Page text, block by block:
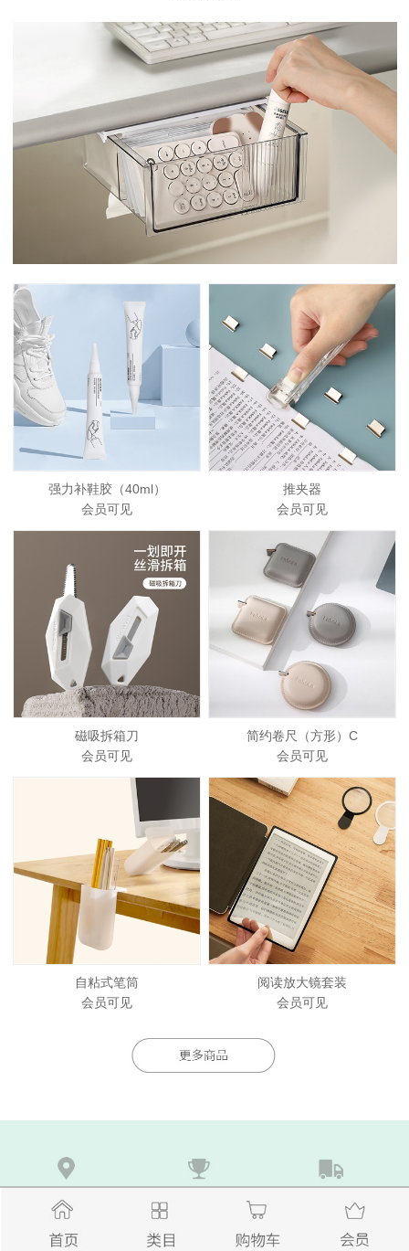
强力补鞋胶（40ml）
会员可见
推夹器
会员可见
磁吸拆箱刀
会员可见
简约卷尺（方形）C
会员可见
自粘式笔筒
会员可见
阅读放大镜套装
会员可见